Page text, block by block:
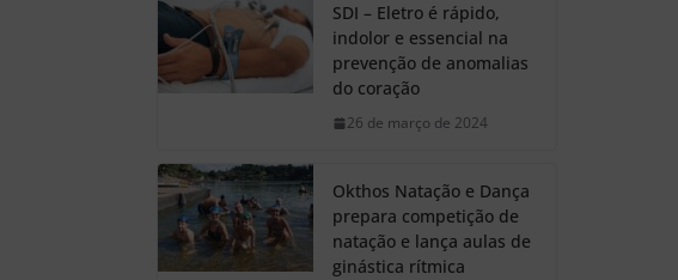
SDI – Eletro é rápido,
indolor e essencial na
prevenção de anomalias
do coração
26 de março de 2024
Okthos Natação e Dança
prepara competição de
natação e lança aulas de
ginástica rítmica